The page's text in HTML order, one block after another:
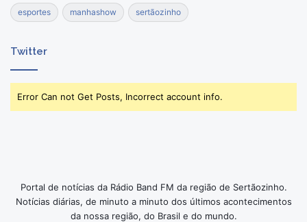
esportes manhashow sertãozinho
Twitter
Error Can not Get Posts, Incorrect account info.
Portal de notícias da Rádio Band FM da região de Sertãozinho.
Notícias diárias, de minuto a minuto dos últimos acontecimentos
da nossa região, do Brasil e do mundo.